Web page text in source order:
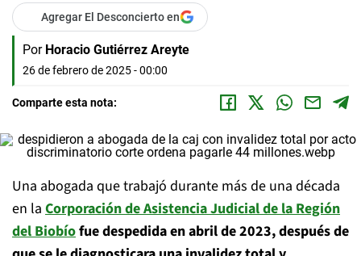
Agregar El Desconcierto en
Por Horacio Gutiérrez Areyte
26 de febrero de 2025 - 00:00
Comparte esta nota:
Una abogada que trabajó durante más de una década
en la Corporación de Asistencia Judicial de la Región
del Biobíofue despedida en abril de 2023, después de